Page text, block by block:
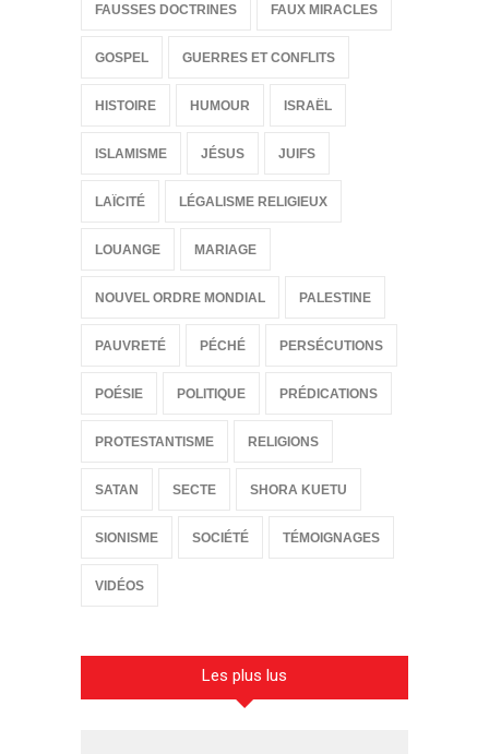
FAUSSES DOCTRINES FAUX MIRACLES
GOSPEL GUERRES ET CONFLITS
HISTOIRE HUMOUR ISRAËL
ISLAMISME JÉSUS JUIFS
LAÏCITÉ LÉGALISME RELIGIEUX
LOUANGE MARIAGE
NOUVEL ORDRE MONDIAL PALESTINE
PAUVRETÉ PÉCHÉ PERSÉCUTIONS
POÉSIE POLITIQUE PRÉDICATIONS
PROTESTANTISME RELIGIONS
SATAN SECTE SHORA KUETU
SIONISME SOCIÉTÉ TÉMOIGNAGES
VIDÉOS
Les plus lus